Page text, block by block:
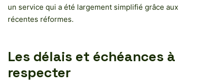
un service qui a été largement simplifié grâce aux
récentes réformes.
Les délais et échéances à
respecter